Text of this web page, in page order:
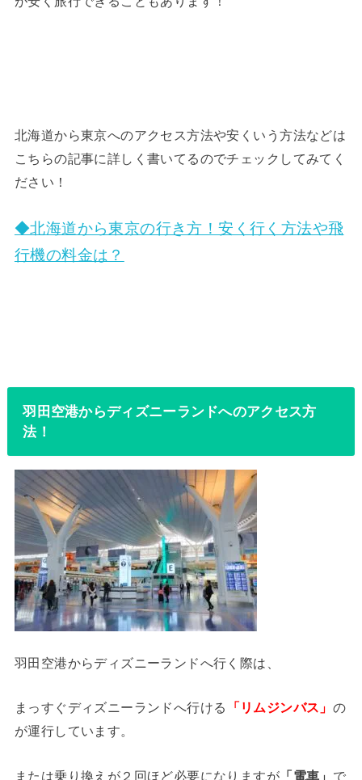
北海道から東京へのアクセス方法や安くいう方法などは
こちらの記事に詳しく書いてるのでチェックしてみてく
ださい！
◆北海道から東京の行き方！安く行く方法や飛
行機の料金は？
羽田空港からディズニーランドへのアクセス方
法！
羽田空港からディズニーランドへ行く際は、
まっすぐディズニーランドへ行ける 「リムジンバス」 の
が運行しています。
または乗り換えが２回ほど必要になりますが 「電車」 で